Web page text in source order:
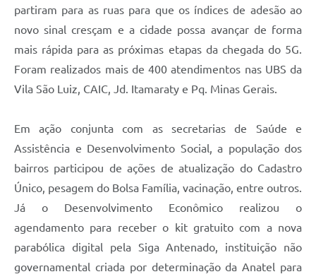
partiram para as ruas para que os índices de adesão ao
novo sinal cresçam e a cidade possa avançar de forma
mais rápida para as próximas etapas da chegada do 5G.
Foram realizados mais de 400 atendimentos nas UBS da
Vila São Luiz, CAIC, Jd. Itamaraty e Pq. Minas Gerais.
Em ação conjunta com as secretarias de Saúde e
Assistência e Desenvolvimento Social, a população dos
bairros participou de ações de atualização do Cadastro
Único, pesagem do Bolsa Família, vacinação, entre outros.
Já o Desenvolvimento Econômico realizou o
agendamento para receber o kit gratuito com a nova
parabólica digital pela Siga Antenado, instituição não
governamental criada por determinação da Anatel para